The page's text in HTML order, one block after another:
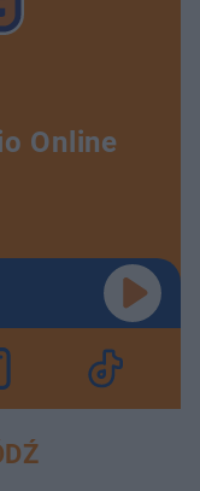
Online